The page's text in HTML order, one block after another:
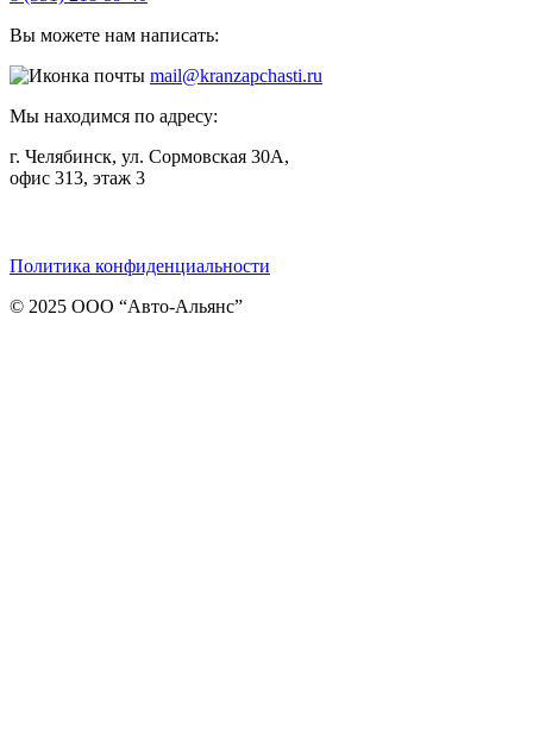
Вы можете нам написать:
mail@kranzapchasti.ru
Мы находимся по адресу:
г. Челябинск, ул. Сормовская 30А,
офис 313, этаж 3
Политика конфиденциальности
© 2025 ООО “Авто-Альянс”